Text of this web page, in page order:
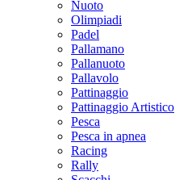
Nuoto
Olimpiadi
Padel
Pallamano
Pallanuoto
Pallavolo
Pattinaggio
Pattinaggio Artistico
Pesca
Pesca in apnea
Racing
Rally